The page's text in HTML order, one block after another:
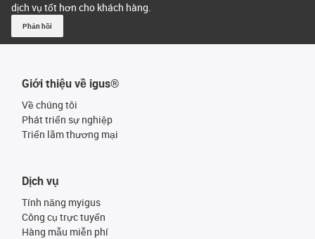
dịch vụ tốt hơn cho khách hàng.
Phản hồi
Giới thiệu về igus®
Về chúng tôi
Phát triển sự nghiệp
Triển lãm thương mại
Dịch vụ
Tính năng myigus
Công cụ trực tuyến
Hàng mẫu miễn phí